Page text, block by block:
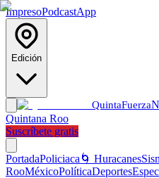
ImpresoPodcastApp
Edición
QuintaFuerza
Quintana Roo
Suscríbete gratis
PortadaPoliciaca 🌀 Huracanes
RooMéxicoPolíticaDeportes